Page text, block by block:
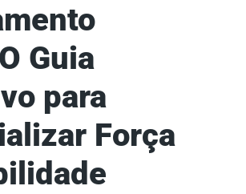
Guia
para
Força